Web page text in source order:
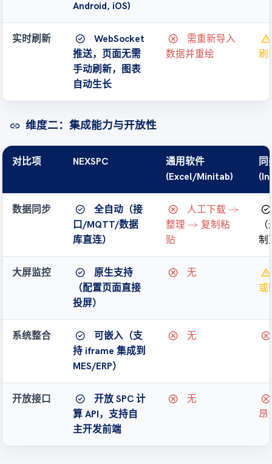
Android, iOS)
实时刷新 check_circle
WebSocket
推送，页面无需
手动刷新，图表
自动生长
cancel
需重新导入
数据并重绘
warning
刷
link 维度二：集成能力与开放性
对比项 NEXSPC
通用软件
(Excel/Minitab)
同
数据同步 check_circle
全自动（接
口/MQTT/数据
库直连）
cancel
人工下载 →
整理 → 复制粘
贴
check_circle
制
大屏监控 check_circle
原生支持
（配置页面直接
投屏）
cancel 无 warning
或
系统整合 check_circle
可嵌入（支
持 iframe 集成到
MES/ERP）
cancel 无 cancel
开放接口 check_circle
开放 SPC 计
算 API，支持自
主开发前端
cancel 无 cancel
昂